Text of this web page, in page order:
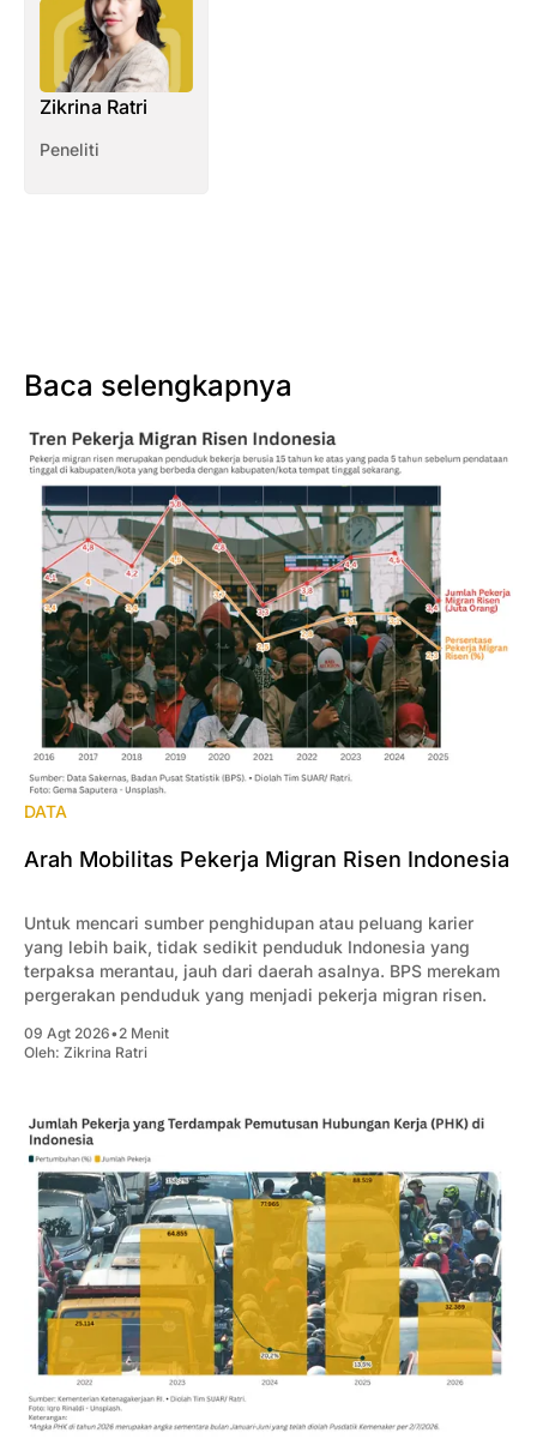
Zikrina Ratri
Peneliti
Baca selengkapnya
DATA
Arah Mobilitas Pekerja Migran Risen Indonesia
Untuk mencari sumber penghidupan atau peluang karier
yang lebih baik, tidak sedikit penduduk Indonesia yang
terpaksa merantau, jauh dari daerah asalnya. BPS merekam
pergerakan penduduk yang menjadi pekerja migran risen.
09 Agt 2026•2 Menit
Oleh: Zikrina Ratri